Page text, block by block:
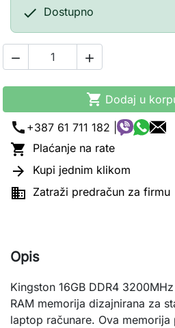
 Dostupno
 
 Dodaj u
call +387 61 711 182 |
 Plaćanje na rate
 Kupi jednim klikom
 Zatraži predračun za firmu
Opis
Kingston 16GB DDR4
RAM memorija dizajnirana za
laptop računare. Ova